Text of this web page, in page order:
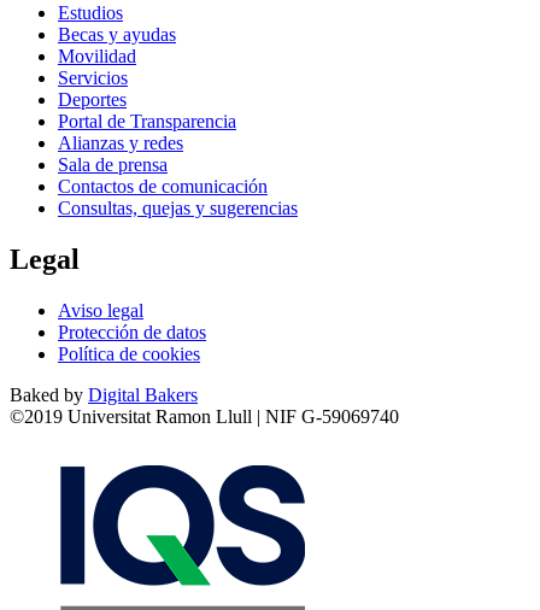
Estudios
Becas y ayudas
Movilidad
Servicios
Deportes
Portal de Transparencia
Alianzas y redes
Sala de prensa
Contactos de comunicación
Consultas, quejas y sugerencias
Legal
Aviso legal
Protección de datos
Política de cookies
Baked by Digital Bakers
©2019 Universitat Ramon Llull | NIF G-59069740